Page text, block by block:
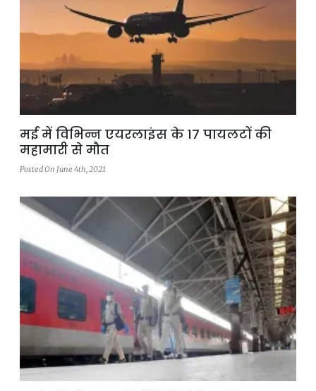
मई में विभिन्न एयरलाइंस के 17 पायलटों की
महामारी से मौत
Posted On June 4th, 2021